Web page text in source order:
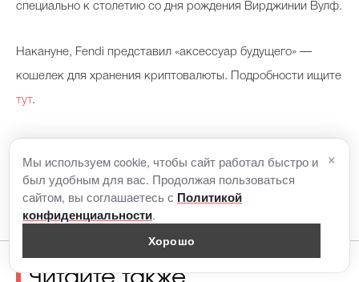
специально к столетию со дня рождения Вирджинии Вулф.
Накануне, Fendi представил «аксессуар будущего» —
кошелек для хранения криптовалюты. Подробности ищите
тут.
Мы используем cookie, чтобы сайт работал быстро и
был удобным для вас. Продолжая пользоваться
сайтом, вы соглашаетесь с Политикой
конфиденциальности.
Хорошо
×